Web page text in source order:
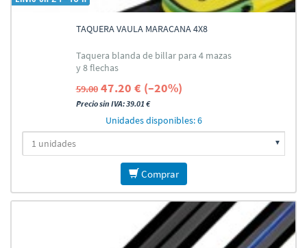
TAQUERA VAULA MARACANA 4X8
Taquera blanda de billar para 4 mazas
y 8 flechas
59.00 47.20 € (–20%)
Precio sin IVA: 39.01 €
Unidades disponibles: 6
Comprar